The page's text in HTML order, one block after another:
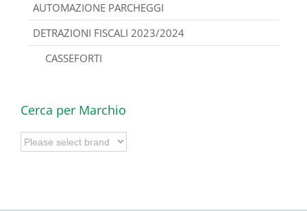
AUTOMAZIONE PARCHEGGI
DETRAZIONI FISCALI 2023/2024
CASSEFORTI
Cerca per Marchio